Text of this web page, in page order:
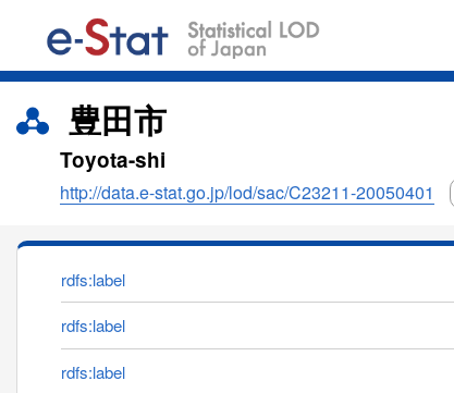
豊田市
Toyota-shi
http://data.e-stat.go.jp/lod/sac/C23211-20050401
rdfs:label
rdfs:label
rdfs:label